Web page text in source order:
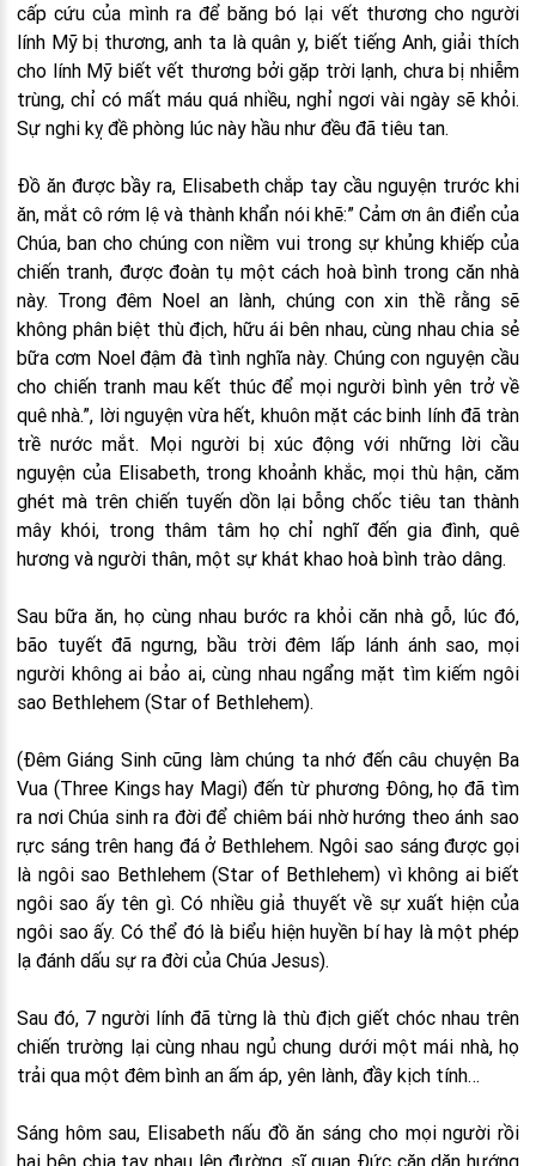
cấp cứu của mình ra để băng bó lại vết thương cho người
lính Mỹ bị thương, anh ta là quân y, biết tiếng Anh, giải thích
cho lính Mỹ biết vết thương bởi gặp trời lạnh, chưa bị nhiễm
trùng, chỉ có mất máu quá nhiều, nghỉ ngơi vài ngày sẽ khỏi.
Sự nghi kỵ đề phòng lúc này hầu như đều đã tiêu tan.
Đồ ăn được bầy ra, Elisabeth chắp tay cầu nguyện trước khi
ăn, mắt cô rớm lệ và thành khẩn nói khẽ:” Cảm ơn ân điển của
Chúa, ban cho chúng con niềm vui trong sự khủng khiếp của
chiến tranh, được đoàn tụ một cách hoà bình trong căn nhà
này. Trong đêm Noel an lành, chúng con xin thề rằng sẽ
không phân biệt thù địch, hữu ái bên nhau, cùng nhau chia sẻ
bữa cơm Noel đậm đà tình nghĩa này. Chúng con nguyện cầu
cho chiến tranh mau kết thúc để mọi người bình yên trở về
quê nhà.”, lời nguyện vừa hết, khuôn mặt các binh lính đã tràn
trề nước mắt. Mọi người bị xúc động với những lời cầu
nguyện của Elisabeth, trong khoảnh khắc, mọi thù hận, căm
ghét mà trên chiến tuyến dồn lại bỗng chốc tiêu tan thành
mây khói, trong thâm tâm họ chỉ nghĩ đến gia đình, quê
hương và người thân, một sự khát khao hoà bình trào dâng.
Sau bữa ăn, họ cùng nhau bước ra khỏi căn nhà gỗ, lúc đó,
bão tuyết đã ngưng, bầu trời đêm lấp lánh ánh sao, mọi
người không ai bảo ai, cùng nhau ngẩng mặt tìm kiếm ngôi
sao Bethlehem (Star of Bethlehem).
(Đêm Giáng Sinh cũng làm chúng ta nhớ đến câu chuyện Ba
Vua (Three Kings hay Magi) đến từ phương Đông, họ đã tìm
ra nơi Chúa sinh ra đời để chiêm bái nhờ hướng theo ánh sao
rực sáng trên hang đá ở Bethlehem. Ngôi sao sáng được gọi
là ngôi sao Bethlehem (Star of Bethlehem) vì không ai biết
ngôi sao ấy tên gì. Có nhiều giả thuyết về sự xuất hiện của
ngôi sao ấy. Có thể đó là biểu hiện huyền bí hay là một phép
lạ đánh dấu sự ra đời của Chúa Jesus).
Sau đó, 7 người lính đã từng là thù địch giết chóc nhau trên
chiến trường lại cùng nhau ngủ chung dưới một mái nhà, họ
trải qua một đêm bình an ấm áp, yên lành, đầy kịch tính…
Sáng hôm sau, Elisabeth nấu đồ ăn sáng cho mọi người rồi
hai bên chia tay nhau lên đường, sĩ quan Đức căn dặn hướng